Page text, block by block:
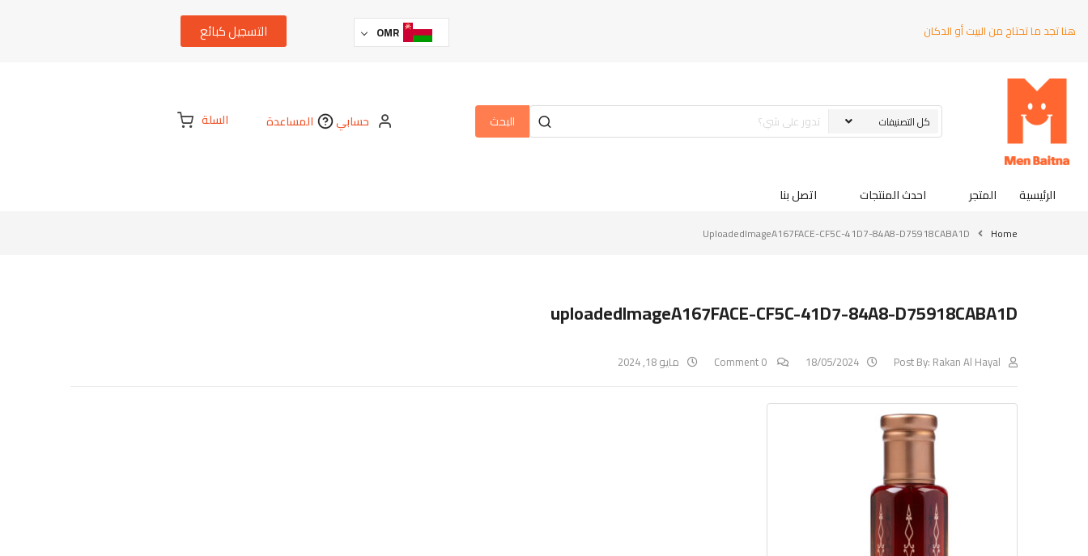
هنا تجد ما تحتاج من البيت أو الدكان OMR التسجيل كبائع
البحث حسابي المساعدة السلة
الرئيسية المتجر احدث المنتجات اتصل بنا
Home
UploadedImageA167FACE-CF5C-41D7-84A8-D75918CABA1D
uploadedImageA167FACE-CF5C-41D7-84A8-D75918CABA1D
Post By: Rakan Al Hayal
18/05/2024 مايو 18, 2024